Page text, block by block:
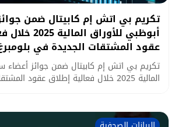
تكريم بي اتش إم كابيتال ضمن
أبوظبي للأوراق
عقود المشتقات الجديدة في
تكريم بي اتش إم كابيتال ضمن جوائز أعضاء
المالية 2025 خلال فعالية إطلاق عقود المشتقات...